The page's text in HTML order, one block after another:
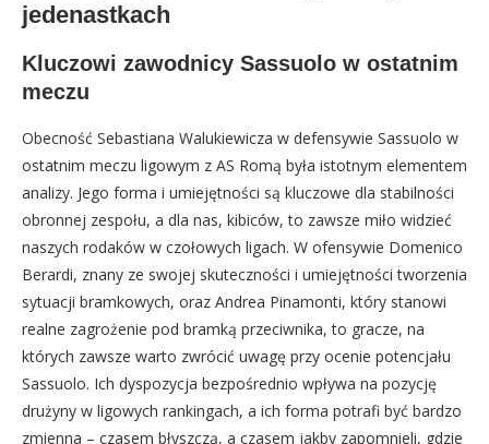
jedenastkach
Kluczowi zawodnicy Sassuolo w ostatnim
meczu
Obecność Sebastiana Walukiewicza w defensywie Sassuolo w
ostatnim meczu ligowym z AS Romą była istotnym elementem
analizy. Jego forma i umiejętności są kluczowe dla stabilności
obronnej zespołu, a dla nas, kibiców, to zawsze miło widzieć
naszych rodaków w czołowych ligach. W ofensywie Domenico
Berardi, znany ze swojej skuteczności i umiejętności tworzenia
sytuacji bramkowych, oraz Andrea Pinamonti, który stanowi
realne zagrożenie pod bramką przeciwnika, to gracze, na
których zawsze warto zwrócić uwagę przy ocenie potencjału
Sassuolo. Ich dyspozycja bezpośrednio wpływa na pozycję
drużyny w ligowych rankingach, a ich forma potrafi być bardzo
zmienna – czasem błyszczą, a czasem jakby zapomnieli, gdzie